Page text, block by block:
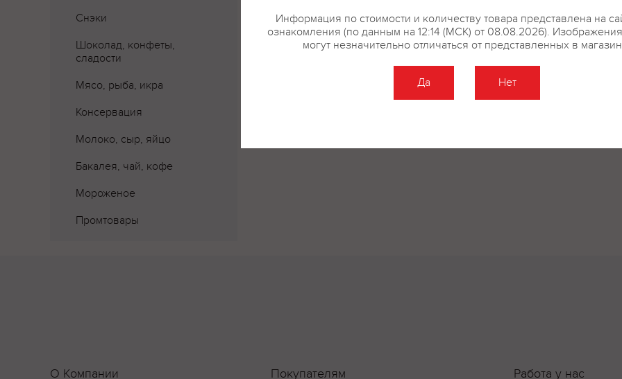
Снэки
Шоколад, конфеты,
сладости
Мясо, рыба, икра
Консервация
Молоко, сыр, яйцо
Бакалея, чай, кофе
Мороженое
Промтовары
О Компании Покупателям Работа у нас
Информация по стоимости и количеству товара представлена на
ознакомления (по данным на 12:14 (МСК) от 08.08.2026).
могут незначительно отличаться от представленных в
Да Нет